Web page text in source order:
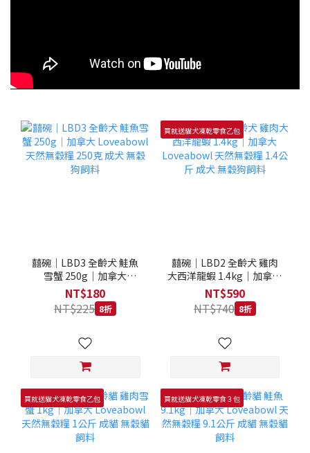
囍碗｜LBD3 全齡犬 鮭魚
雪蟹 250g｜加拿大
Loveabowl 天然無穀糧
250克 成犬 無穀狗飼料
NT$180
NT$225 8折
買就送貓犬凍乾零食乙包
囍碗｜LBD2 全齡犬 雞肉
大西洋龍蝦 1.4kg｜加拿大
Loveabowl 天然無穀糧
1.4公斤 成犬 無穀狗飼料
NT$590
NT$740 8折
買就送貓犬凍乾零食乙包 買就送貓犬凍乾零食３包